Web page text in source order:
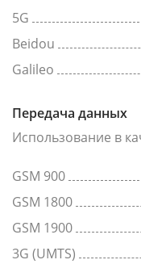
5G
Beidou
Galileo
Передача данных
Использование в
GSM 900
GSM 1800
GSM 1900
3G (UMTS)